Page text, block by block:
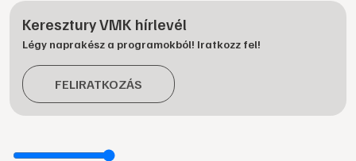
Keresztury VMK hírlevél
Légy naprakész a programokból! Iratkozz fel!
FELIRATKOZÁS